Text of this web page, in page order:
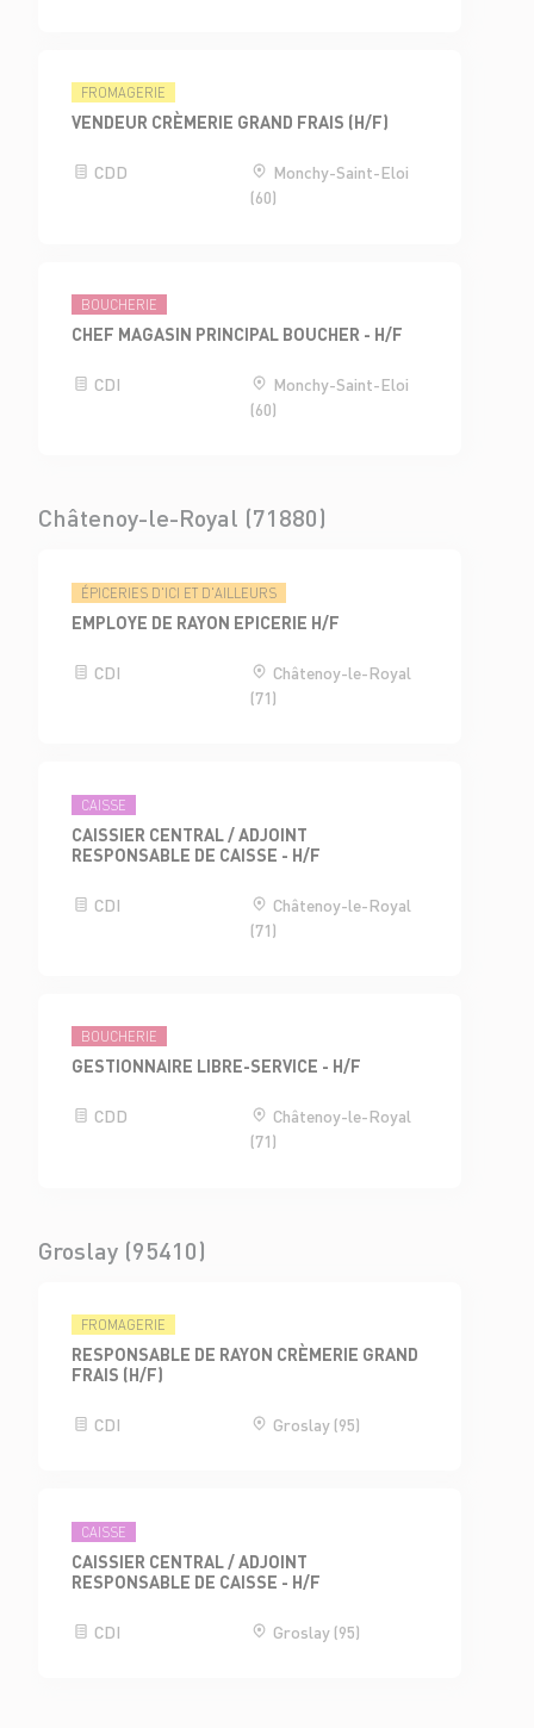
FROMAGERIE
VENDEUR CRÈMERIE GRAND FRAIS (H/F)
CDD
Monchy-Saint-Eloi
(60)
BOUCHERIE
CHEF MAGASIN PRINCIPAL BOUCHER - H/F
CDI
Monchy-Saint-Eloi
(60)
Châtenoy-le-Royal (71880)
ÉPICERIES D'ICI ET D'AILLEURS
EMPLOYE DE RAYON EPICERIE H/F
CDI
Châtenoy-le-Royal
(71)
CAISSE
CAISSIER CENTRAL / ADJOINT
RESPONSABLE DE CAISSE - H/F
CDI
Châtenoy-le-Royal
(71)
BOUCHERIE
GESTIONNAIRE LIBRE-SERVICE - H/F
CDD
Châtenoy-le-Royal
(71)
Groslay (95410)
FROMAGERIE
RESPONSABLE DE RAYON CRÈMERIE GRAND
FRAIS (H/F)
CDI Groslay (95)
CAISSE
CAISSIER CENTRAL / ADJOINT
RESPONSABLE DE CAISSE - H/F
CDI Groslay (95)